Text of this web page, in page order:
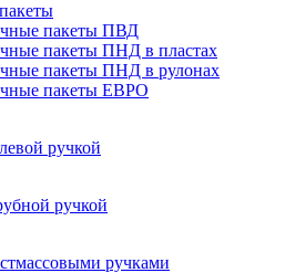
пакеты ПВД
пакеты ПНД в пластах
пакеты ПНД в рулонах
пакеты ЕВРО
ручкой
ручкой
ручками